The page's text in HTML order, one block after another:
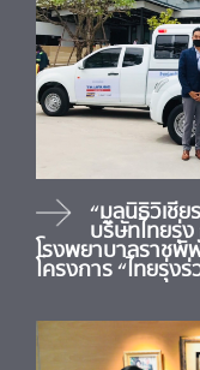
“มูลนิธิวิเชี
บริษัทไทยรุ่
โรงพยาบาลราชพิ
โครงการ “ไทยรุ่ง